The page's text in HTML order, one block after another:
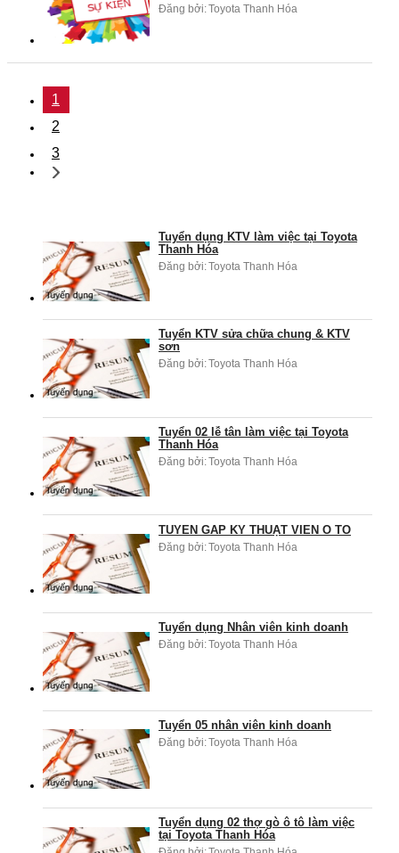
Đăng bởi:Toyota Thanh Hóa
1
2
3
Tuyển dụng KTV làm việc tại Toyota
Thanh Hóa
Đăng bởi:Toyota Thanh Hóa
Tuyển KTV sửa chữa chung & KTV
sơn
Đăng bởi:Toyota Thanh Hóa
Tuyển 02 lễ tân làm việc tại Toyota
Thanh Hóa
Đăng bởi:Toyota Thanh Hóa
TUYỂN GẤP KỸ THUẬT VIÊN Ô TÔ
Đăng bởi:Toyota Thanh Hóa
Tuyển dụng Nhân viên kinh doanh
Đăng bởi:Toyota Thanh Hóa
Tuyển 05 nhân viên kinh doanh
Đăng bởi:Toyota Thanh Hóa
Tuyển dụng 02 thợ gò ô tô làm việc
tại Toyota Thanh Hóa